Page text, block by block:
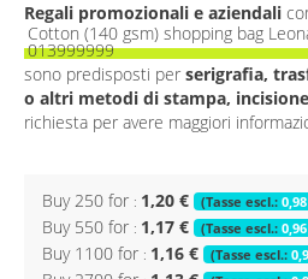
Regali promozionali e aziendali
Cotton (140 gsm) shopping bag
013999999
sono predisposti per serigrafia,
o altri metodi di stampa,
richiesta per avere maggiori
Buy 250 for 1,20 €
Buy 550 for 1,17 €
Buy 1100 for 1,16 €